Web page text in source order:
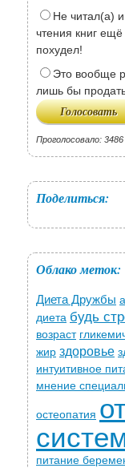
Не читал(а)
чтения книг ещё
похудел!
Это вообще
лишь бы
Проголосовало: 3486
Поделиться:
Облако меток:
Диета Дружбы
диета будь
возраст
жир здоровье
интуитивное
мнение
остеопатия
питание